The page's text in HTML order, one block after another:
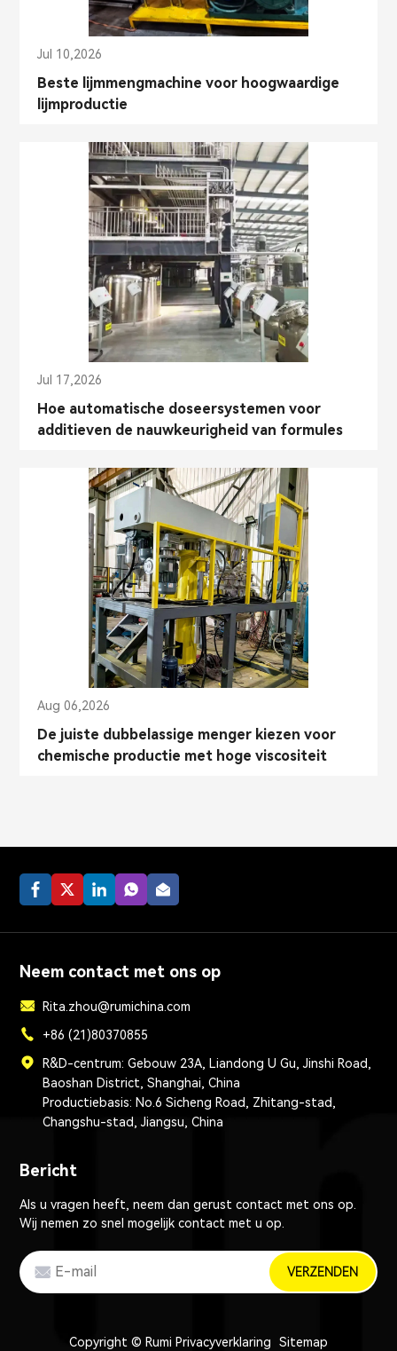
Jul 10,2026
Beste lijmmengmachine voor hoogwaardige
lijmproductie
Jul 17,2026
Hoe automatische doseersystemen voor
additieven de nauwkeurigheid van formules
Aug 06,2026
De juiste dubbelassige menger kiezen voor
chemische productie met hoge viscositeit
Neem contact met ons op
Rita.zhou@rumichina.com
+86 (21)80370855
R&D-centrum: Gebouw 23A, Liandong U Gu, Jinshi Road,
Baoshan District, Shanghai, China
Productiebasis: No.6 Sicheng Road, Zhitang-stad,
Changshu-stad, Jiangsu, China
Bericht
Als u vragen heeft, neem dan gerust contact met ons op.
Wij nemen zo snel mogelijk contact met u op.
VERZENDEN
Copyright © Rumi Privacyverklaring Sitemap